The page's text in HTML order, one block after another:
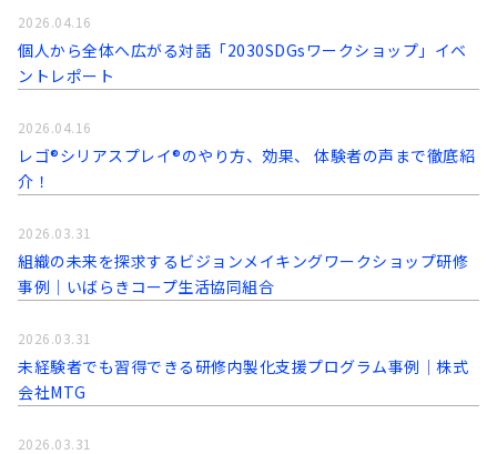
個人から全体へ広がる対話「2030SDGsワークショップ」イベ
ントレポート
2026.04.16
レゴ®シリアスプレイ®のやり方、効果、 体験者の声まで徹底紹
介！
2026.04.16
組織の未来を探求するビジョンメイキングワークショップ研修
事例│いばらきコープ生活協同組合
2026.03.31
未経験者でも習得できる研修内製化支援プログラム事例│株式
会社MTG
2026.03.31
2026.03.31